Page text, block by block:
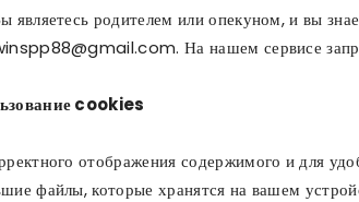
являетесь родителем или опекуном, и вы
На нашем сервисе
cookies
отображения содержимого и для
файлы, которые хранятся на вашем